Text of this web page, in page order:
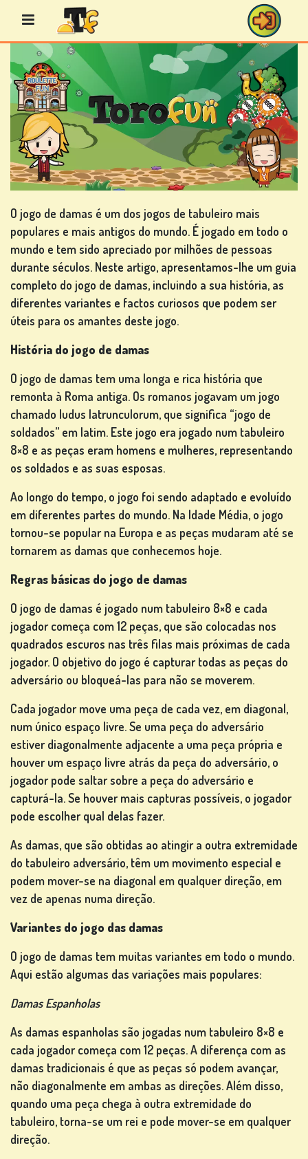
JOGOS
DE
BINGO
JOGOS
DE
CASINO
JOGOS
CARTAS
JOGOS
DE
LOTARIA
JOGOS DE
TABULEIRO
OUTROS
JOGOS
DE
PÔQUER
DE SLOT
MACHINE
REGISTA-
TE
CONECTE-
Avançar
o
conteúdo
O jogo de damas é um dos jogos de tabuleiro mais
populares e mais antigos do mundo. É jogado em todo o
mundo e tem sido apreciado por milhões de pessoas
durante séculos. Neste artigo, apresentamos-lhe um guia
completo do jogo de damas, incluindo a sua história, as
diferentes variantes e factos curiosos que podem ser
úteis para os amantes deste jogo.
História do jogo de damas
O jogo de damas tem uma longa e rica história que
remonta à Roma antiga. Os romanos jogavam um jogo
chamado ludus latrunculorum, que significa “jogo de
soldados” em latim. Este jogo era jogado num tabuleiro
8×8 e as peças eram homens e mulheres, representando
os soldados e as suas esposas.
Ao longo do tempo, o jogo foi sendo adaptado e evoluído
em diferentes partes do mundo. Na Idade Média, o jogo
tornou-se popular na Europa e as peças mudaram até se
tornarem as damas que conhecemos hoje.
Regras básicas do jogo de damas
O jogo de damas é jogado num tabuleiro 8×8 e cada
jogador começa com 12 peças, que são colocadas nos
quadrados escuros nas três filas mais próximas de cada
jogador. O objetivo do jogo é capturar todas as peças do
adversário ou bloqueá-las para não se moverem.
Cada jogador move uma peça de cada vez, em diagonal,
num único espaço livre. Se uma peça do adversário
estiver diagonalmente adjacente a uma peça própria e
houver um espaço livre atrás da peça do adversário, o
jogador pode saltar sobre a peça do adversário e
capturá-la. Se houver mais capturas possíveis, o jogador
pode escolher qual delas fazer.
As damas, que são obtidas ao atingir a outra extremidade
do tabuleiro adversário, têm um movimento especial e
podem mover-se na diagonal em qualquer direção, em
vez de apenas numa direção.
Variantes do jogo das damas
O jogo de damas tem muitas variantes em todo o mundo.
Aqui estão algumas das variações mais populares:
Damas Espanholas
As damas espanholas são jogadas num tabuleiro 8×8 e
cada jogador começa com 12 peças. A diferença com as
damas tradicionais é que as peças só podem avançar,
não diagonalmente em ambas as direções. Além disso,
quando uma peça chega à outra extremidade do
tabuleiro, torna-se um rei e pode mover-se em qualquer
direção.